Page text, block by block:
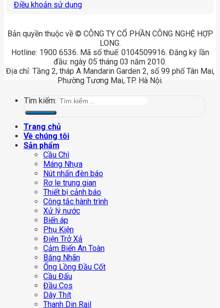
Điều khoản sử dụng
Bản quyền thuộc về © CÔNG TY CỔ PHẦN CÔNG NGHỆ HỢP
LONG.
Hotline: 1900 6536. Mã số thuế: 0104509916. Đăng ký lần
đầu: ngày 05 tháng 03 năm 2010.
Địa chỉ: Tầng 2, tháp A Mandarin Garden 2, số 99 phố Tân Mai,
Phường Tương Mai, TP. Hà Nội.
Tìm kiếm:
Trang chủ
Về chúng tôi
Sản phẩm
Cầu Chì
Máng Nhựa
Nút nhấn đèn báo
Rơ le trung gian
Thiết bị cảnh báo
Công tắc hành trình
Xử lý nước
Biến áp
Phụ Kiện
Điện Trở Xả
Cảm Biến An Toàn
Băng Nhãn
Ống Lồng Đầu Cốt
Cầu Đấu
Đầu Cos
Dây Thít
Thanh Din Rail